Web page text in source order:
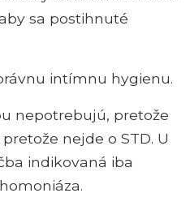
sa postihnuté
intímnu hygienu.
nepotrebujú, pretože
nejde o STD. U
indikovaná iba